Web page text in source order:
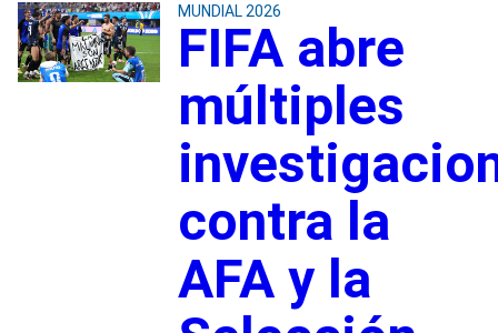
MUNDIAL 2026
FIFA abre
múltiples
contra la
AFA y la